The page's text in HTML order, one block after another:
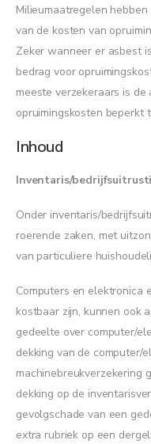
Milieumaatregelen
van de kosten van
Zeker wanneer er asbest
bedrag voor
meeste verzekeraars is
opruimingskosten beperkt
Inhoud
Inventaris/
Onder inventaris/
roerende zaken, met
van particuliere
Computers en elektronica
kostbaar zijn, kunnen ook
gedeelte over computer/
dekking van de computer/
machinebreukverzekering
dekking op de
gevolgschade van een
extra rubriek op een